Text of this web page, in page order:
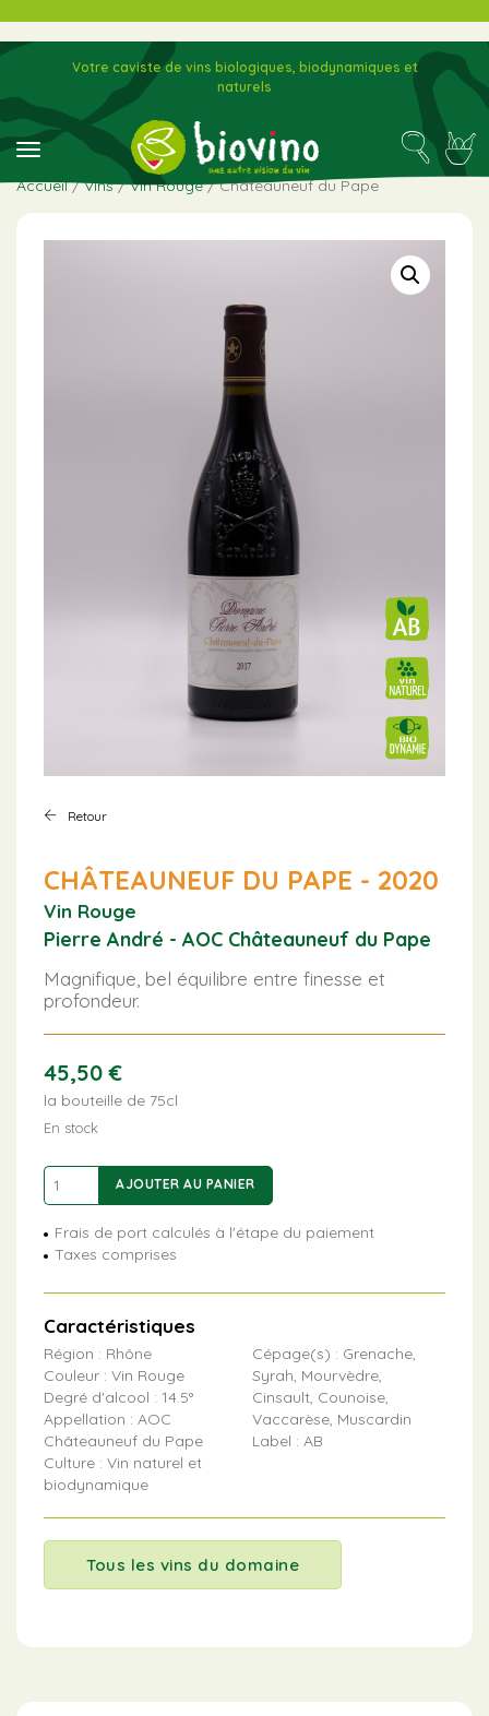
toggle navigation
Votre caviste de vins biologiques, biodynamiques et
naturels
Accueil/Vins/Vin Rouge/ Châteauneuf du Pape
Retour
CHÂTEAUNEUF DU PAPE - 2020
Vin Rouge
Pierre André - AOC Châteauneuf du Pape
Magnifique, bel équilibre entre finesse et
profondeur.
45,50€
la bouteille de 75cl
En stock
quantité
de
du
Pape
AJOUTER AU PANIER
Frais de port calculés à l'étape du paiement
Taxes comprises
Caractéristiques
Région : Rhône
Couleur : Vin Rouge
Degré d'alcool : 14.5°
Appellation : AOC
Châteauneuf du Pape
Culture : Vin naturel et
biodynamique
Cépage(s) : Grenache,
Syrah, Mourvèdre,
Cinsault, Counoise,
Vaccarèse, Muscardin
Label : AB
Tous les vins du domaine